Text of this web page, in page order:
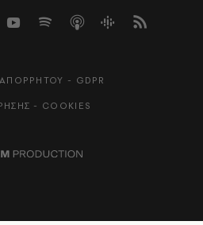
- GDPR
- COOKIES